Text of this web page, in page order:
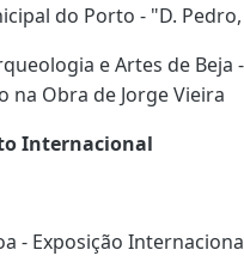
do Porto - "D.
e Artes de
na Obra de Jorge Vieira
Internacional
- Exposição